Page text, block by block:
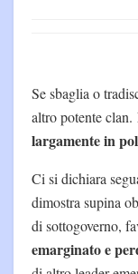
Se sbaglia o
altro potente clan.
largamente in
Ci si dichiara
dimostra supina
di sottogoverno,
emarginato e